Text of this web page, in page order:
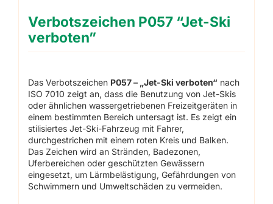
Verbotszeichen P057 “Jet-Ski
verboten”
Das Verbotszeichen P057 – „Jet-Ski verboten“ nach
ISO 7010 zeigt an, dass die Benutzung von Jet-Skis
oder ähnlichen wassergetriebenen Freizeitgeräten in
einem bestimmten Bereich untersagt ist. Es zeigt ein
stilisiertes Jet-Ski-Fahrzeug mit Fahrer,
durchgestrichen mit einem roten Kreis und Balken.
Das Zeichen wird an Stränden, Badezonen,
Uferbereichen oder geschützten Gewässern
eingesetzt, um Lärmbelästigung, Gefährdungen von
Schwimmern und Umweltschäden zu vermeiden.